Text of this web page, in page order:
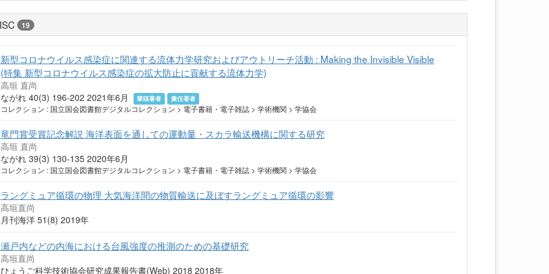
19
新型コロナウイルス感染症に関連する流体力学研究およびアウトリーチ活動 : Making the Invisible Visible
(特集 新型コロナウイルス感染症の拡大防止に貢献する流体力学)
高垣 直尚
ながれ 40(3) 196-202 2021年6月
筆頭著者 責任著者
コレクション : 国立国会図書館デジタルコレクション > 電子書籍・電子雑誌 > 学術機関 > 学協会
竜門賞受賞記念解説 海洋表面を通しての運動量・スカラ輸送機構に関する研究
高垣 直尚
ながれ 39(3) 130-135 2020年6月
コレクション : 国立国会図書館デジタルコレクション > 電子書籍・電子雑誌 > 学術機関 > 学協会
ラングミュア循環の物理 大気海洋間の物質輸送に及ぼすラングミュア循環の影響
高垣直尚
月刊海洋 51(8) 2019年
瀬戸内などの内海における台風強度の推測のための基礎研究
高垣直尚
ひょうご科学技術協会研究成果報告書(Web) 2018 2018年